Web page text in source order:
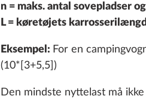
n = maks. antal sovepladser og
L = køretøjets
Eksempel: For en
(10*[3+5,5])
Den mindste nyttelast må